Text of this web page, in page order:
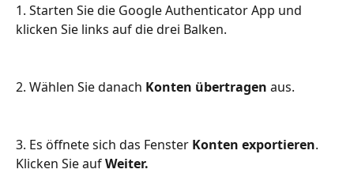
1. Starten Sie die Google Authenticator App und
klicken Sie links auf die drei Balken.
2. Wählen Sie danach Konten übertragen aus.
3. Es öffnete sich das Fenster Konten exportieren.
Klicken Sie auf Weiter.